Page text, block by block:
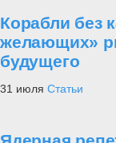
Корабли без
желающих»
будущего
31 июля Статьи